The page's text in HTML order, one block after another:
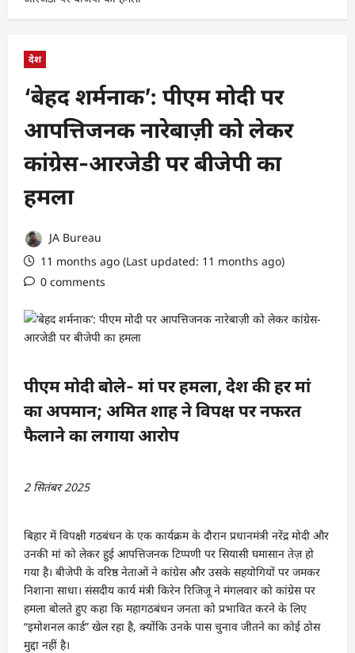
देश
‘बेहद शर्मनाक’: पीएम मोदी पर
आपत्तिजनक नारेबाज़ी को लेकर
कांग्रेस-आरजेडी पर बीजेपी का
हमला
JA Bureau
11 months ago (Last updated: 11 months ago)
0 comments
पीएम मोदी बोले- मां पर हमला, देश की हर मां
का अपमान; अमित शाह ने विपक्ष पर नफरत
फैलाने का लगाया आरोप
2 सितंबर 2025
बिहार में विपक्षी गठबंधन के एक कार्यक्रम के दौरान प्रधानमंत्री नरेंद्र मोदी और
उनकी मां को लेकर हुई आपत्तिजनक टिप्पणी पर सियासी घमासान तेज़ हो
गया है। बीजेपी के वरिष्ठ नेताओं ने कांग्रेस और उसके सहयोगियों पर जमकर
निशाना साधा। संसदीय कार्य मंत्री किरेन रिजिजू ने मंगलवार को कांग्रेस पर
हमला बोलते हुए कहा कि महागठबंधन जनता को प्रभावित करने के लिए
“इमोशनल कार्ड” खेल रहा है, क्योंकि उनके पास चुनाव जीतने का कोई ठोस
मुद्दा नहीं है।